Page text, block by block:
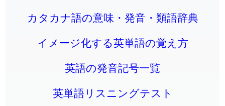
カタカナ語の意味・発音・類語辞典
イメージ化する英単語の覚え方
英語の発音記号一覧
英単語リスニングテスト